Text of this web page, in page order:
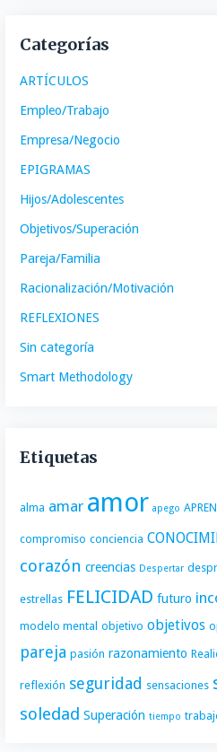
Categorías
ARTÍCULOS
Empleo/Trabajo
Empresa/Negocio
EPIGRAMAS
Hijos/Adolescentes
Objetivos/Superación
Pareja/Familia
Racionalización/Motivación
REFLEXIONES
Sin categoría
Smart Methodology
Etiquetas
alma amar amor apego
compromiso conciencia
corazón creencias Despertar
estrellas FELICIDAD futuro
modelo mental objetivo objetivos
pareja pasión razonamiento
reflexión seguridad sensaciones
soledad Superación tiempo